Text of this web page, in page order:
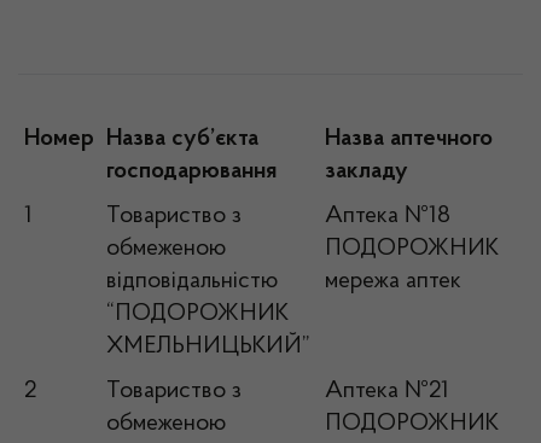
Номер Назва суб’єкта
господарювання
Назва аптечного
закладу
1
Товариство з
обмеженою
відповідальністю
“ПОДОРОЖНИК
ХМЕЛЬНИЦЬКИЙ”
Аптека №18
ПОДОРОЖНИК
мережа аптек
2
Товариство з
обмеженою
Аптека №21
ПОДОРОЖНИК